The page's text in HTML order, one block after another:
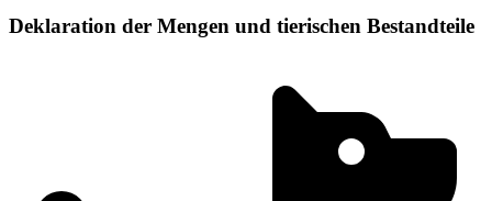
Deklaration der Mengen und tierischen Bestandteile